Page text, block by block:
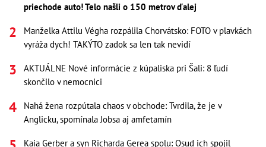
priechode auto! Telo našli o 150 metrov ďalej
Manželka Attilu Végha rozpálila Chorvátsko: FOTO v plavkách
vyráža dych! TAKÝTO zadok sa len tak nevidí
AKTUÁLNE Nové informácie z kúpaliska pri Šali: 8 ľudí
skončilo v nemocnici
Nahá žena rozpútala chaos v obchode: Tvrdila, že je v
Anglicku, spomínala Jobsa aj amfetamín
Kaia Gerber a syn Richarda Gerea spolu: Osud ich spojil